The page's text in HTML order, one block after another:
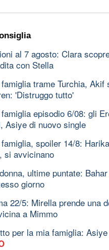
al 7 agosto: Clara
con Stella
trame Turchia, Akif
'Distruggo tutto'
episodio 6/08: gli
Asiye di nuovo single
spoiler 14/8:
si avvicinano
ultime puntate:
giorno
22/5: Mirella prende una
a Mimmo
per la mia famiglia: